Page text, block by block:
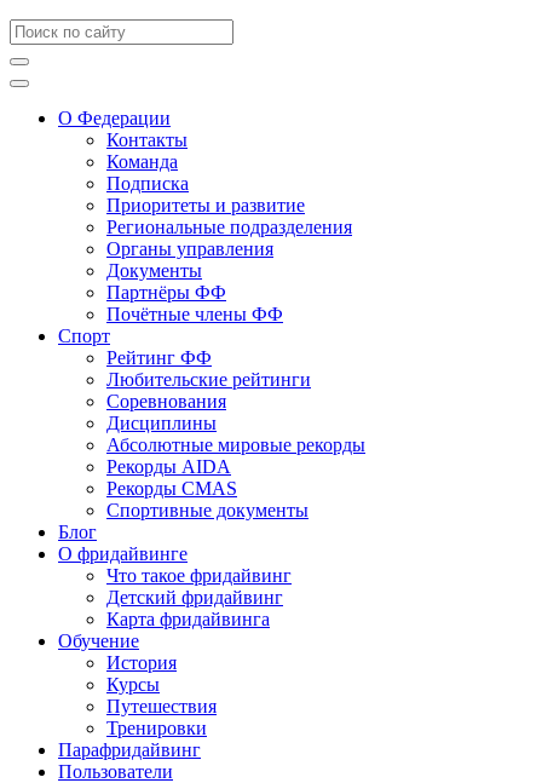
О Федерации
Контакты
Команда
Подписка
Приоритеты и развитие
Региональные подразделения
Органы управления
Документы
Партнёры ФФ
Почётные члены ФФ
Спорт
Рейтинг ФФ
Любительские рейтинги
Соревнования
Дисциплины
Абсолютные мировые рекорды
Рекорды AIDA
Рекорды CMAS
Спортивные документы
Блог
О фридайвинге
Что такое фридайвинг
Детский фридайвинг
Карта фридайвинга
Обучение
История
Курсы
Путешествия
Тренировки
Парафридайвинг
Пользователи